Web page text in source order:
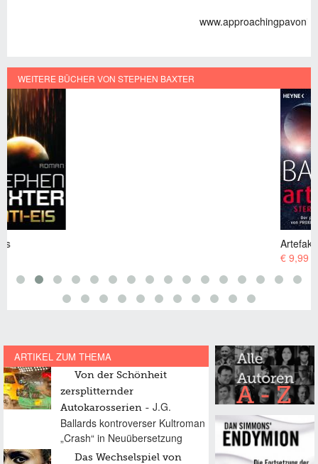
WEITERE BÜCHER VON STEPHEN BAXTER
ARTIKEL ZUM THEMA
Von der Schönheit
zersplitternder
Autokarosserien
J.G.
Ballards kontroverser Kultroman
„Crash“ in Neuübersetzung
Das Wechselspiel von